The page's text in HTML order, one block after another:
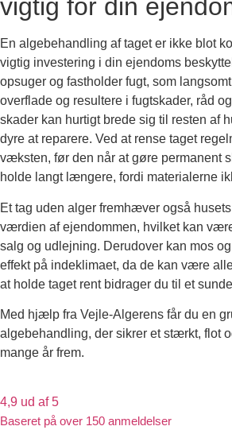
vigtig for din
En algebehandling af taget er ikke blot
vigtig investering i din ejendoms
opsuger og fastholder fugt, som
overflade og resultere i fugtskader, råd
skader kan hurtigt brede sig til resten af
dyre at reparere. Ved at rense taget
væksten, før den når at gøre permanent
holde langt længere, fordi materialerne
Et tag uden alger fremhæver også
værdien af ejendommen, hvilket kan
salg og udlejning. Derudover kan mos
effekt på indeklimaet, da de kan være
at holde taget rent bidrager du til et
Med hjælp fra Vejle-Algerens får du en
algebehandling, der sikrer et stærkt, flot
mange år frem.
4,9 ud af 5
Baseret på over 150 anmeldelser